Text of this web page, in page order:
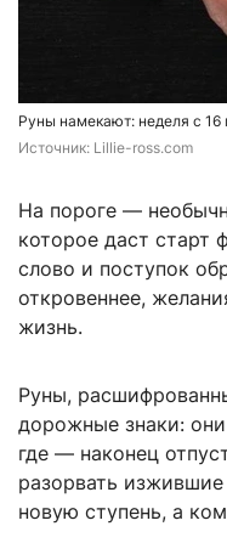
Руны намекают: неделя с 16
Источник: Lillie-ross.com
На пороге —
которое даст старт
слово и поступок
откровеннее,
жизнь.
Руны,
дорожные знаки:
где — наконец
разорвать
новую ступень, а